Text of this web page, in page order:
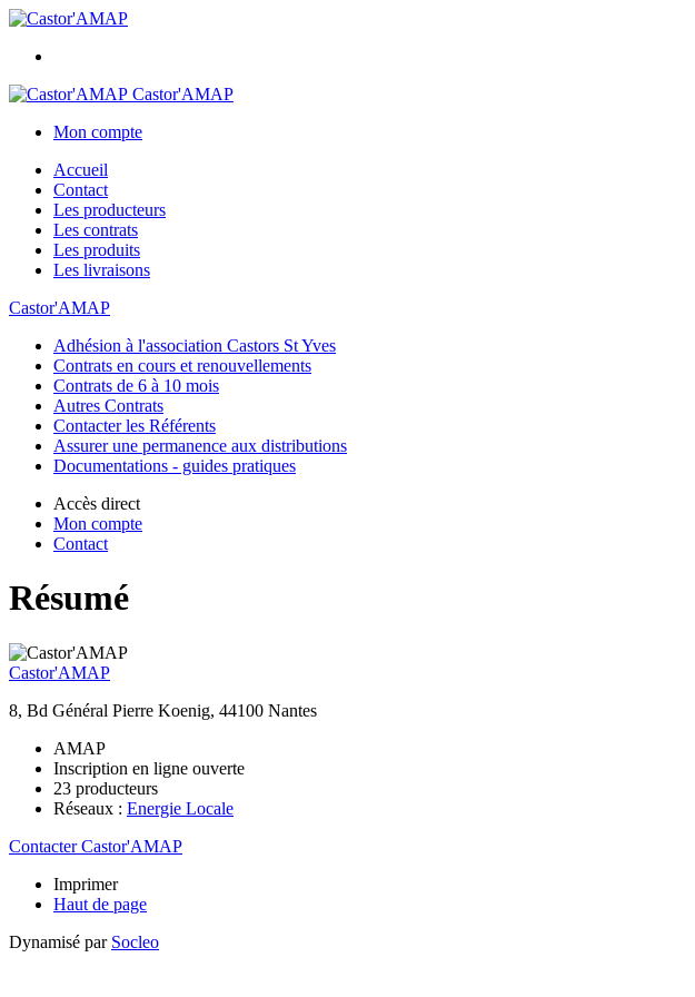
Castor'AMAP
Mon compte
Accueil
Contact
Les producteurs
Les contrats
Les produits
Les livraisons
Castor'AMAP
Adhésion à l'association Castors St Yves
Contrats en cours et renouvellements
Contrats de 6 à 10 mois
Autres Contrats
Contacter les Référents
Assurer une permanence aux distributions
Documentations - guides pratiques
Accès direct
Mon compte
Contact
Résumé
Castor'AMAP
8, Bd Général Pierre Koenig, 44100 Nantes
AMAP
Inscription en ligne ouverte
23 producteurs
Réseaux : Energie Locale
Contacter Castor'AMAP
Imprimer
Haut de page
Dynamisé par Socleo